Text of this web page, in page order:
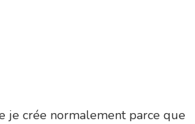
je crée normalement parce que